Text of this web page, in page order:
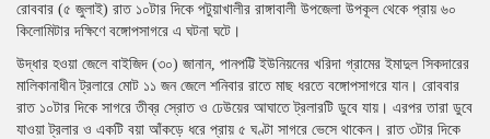
রোববার (৫ জুলাই) রাত ১০টার দিকে পটুয়াখালীর রাঙ্গাবালী উপজেলা উপকূল থেকে প্রায় ৬০
কিলোমিটার দক্ষিণে বঙ্গোপসাগরে এ ঘটনা ঘটে।
উদ্ধার হওয়া জেলে বাইজিদ (৩০) জানান, পানপট্টি ইউনিয়নের খরিদা গ্রামের ইমাদুল সিকদারের
মালিকানাধীন ট্রলারে মোট ১১ জন জেলে শনিবার রাতে মাছ ধরতে বঙ্গোপসাগরে যান। রোববার
রাত ১০টার দিকে সাগরে তীব্র স্রোত ও ঢেউয়ের আঘাতে ট্রলারটি ডুবে যায়। এরপর তারা ডুবে
যাওয়া ট্রলার ও একটি বয়া আঁকড়ে ধরে প্রায় ৫ ঘণ্টা সাগরে ভেসে থাকেন। রাত ৩টার দিকে